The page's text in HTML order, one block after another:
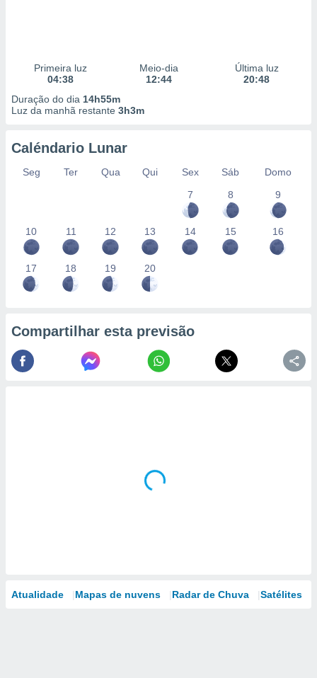
Primeira luz
04:38
Meio-dia
12:44
Última luz
20:48
Duração do dia 14h55m
Luz da manhã restante 3h3m
Caléndario Lunar
Seg Ter Qua Qui Sex Sáb
Domo
7
8 9
10 11 12 13 14 15 16
17 18 19 20
Compartilhar esta previsão
Atualidade Mapas de nuvens Radar de Chuva Satélites